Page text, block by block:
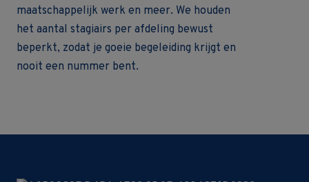
maatschappelijk werk en meer. We houden
het aantal stagiairs per afdeling bewust
beperkt, zodat je goeie begeleiding krijgt en
nooit een nummer bent.